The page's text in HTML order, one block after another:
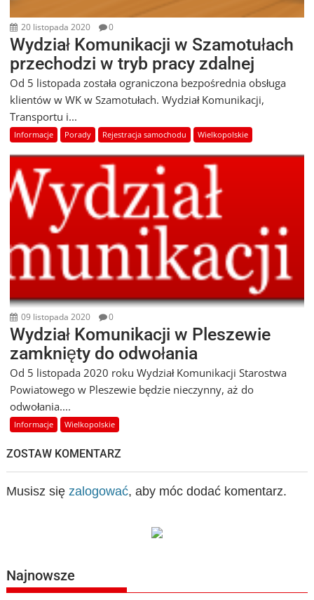
20 listopada 2020 0
Wydział Komunikacji w Szamotułach
przechodzi w tryb pracy zdalnej
Od 5 listopada została ograniczona bezpośrednia obsługa
klientów w WK w Szamotułach. Wydział Komunikacji,
Transportu i...
Informacje Porady Rejestracja samochodu Wielkopolskie
09 listopada 2020 0
Wydział Komunikacji w Pleszewie
zamknięty do odwołania
Od 5 listopada 2020 roku Wydział Komunikacji Starostwa
Powiatowego w Pleszewie będzie nieczynny, aż do
odwołania....
Informacje Wielkopolskie
ZOSTAW KOMENTARZ
Musisz sięzalogować, aby móc dodać komentarz.
Najnowsze